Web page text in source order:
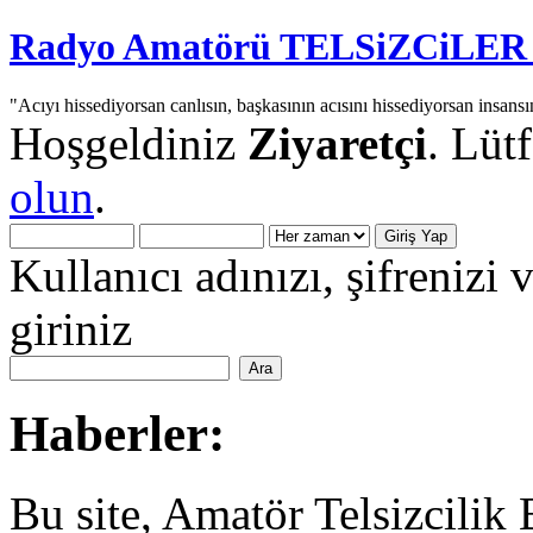
Radyo Amatörü
"Acıyı hissediyorsan canlısın, başkasının acısını hissediyorsan
Hoşgeldiniz Ziyaretçi.
olun.
Kullanıcı adınızı,
giriniz
Haberler:
Bu site, Amatör Telsizcilik